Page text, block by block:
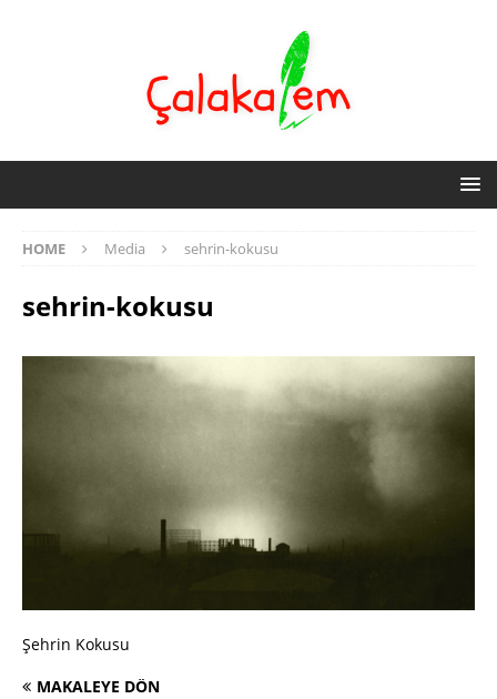
HOME Media sehrin-kokusu
sehrin-kokusu
Şehrin Kokusu
MAKALEYE DÖN